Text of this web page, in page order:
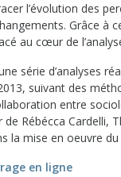
l’évolution des
Grâce à
au cœur de
série d’analyses
suivant des
entre
Rébécca Cardelli,
la mise en oeuvre
en ligne